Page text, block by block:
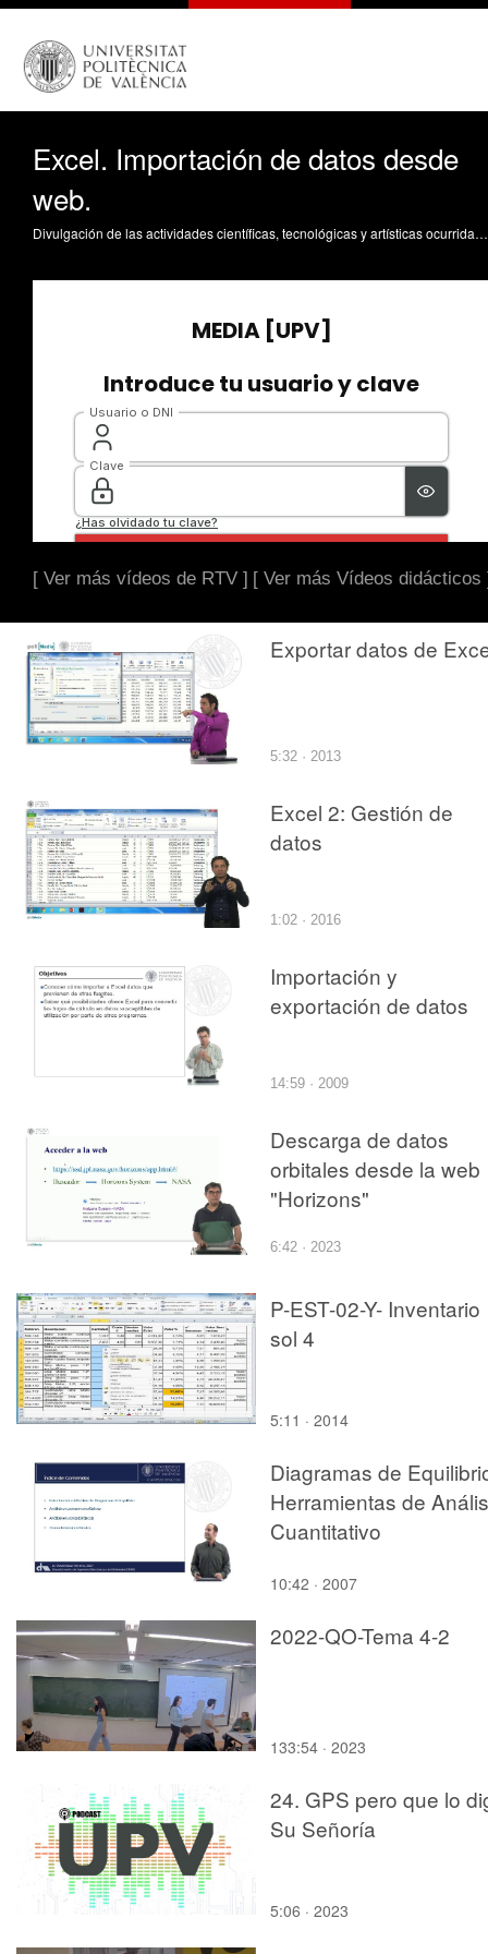
Excel. Importación de datos desde
web.
Divulgación de las actividades científicas, tecnológicas y artísticas ocurridas en los tres campus de la UPV
[ Ver más vídeos de RTV ] [ Ver más Vídeos didácticos
Exportar datos de
5:32 · 2013
Excel 2: Gestión de
datos
1:02 · 2016
Importación y
exportación de datos
14:59 · 2009
Descarga de datos
orbitales desde la web
"Horizons"
6:42 · 2023
P-EST-02-Y- Inventario
sol 4
5:11 · 2014
Diagramas de
Herramientas de
Cuantitativo
10:42 · 2007
2022-QO-Tema 4-2
133:54 · 2023
24. GPS pero que lo
Su Señoría
5:06 · 2023